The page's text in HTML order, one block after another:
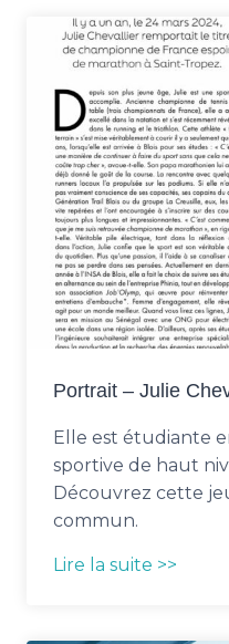
Portrait – Julie
Elle est étudiante
sportive de haut
Découvrez cette
commun.
Lire la suite >>